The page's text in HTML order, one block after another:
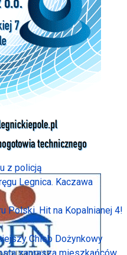
z policją
Legnica. Kaczawa
Polski. Hit na Kopalnianej 4!
Chleb Dożynkowy